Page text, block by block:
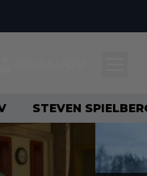
STEVEN